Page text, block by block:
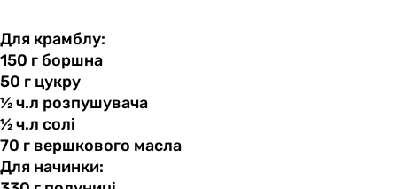
Для крамблу:
150 г боршна
50 г цукру
½ ч.л розпушувача
½ ч.л солі
70 г вершкового масла
Для начинки: